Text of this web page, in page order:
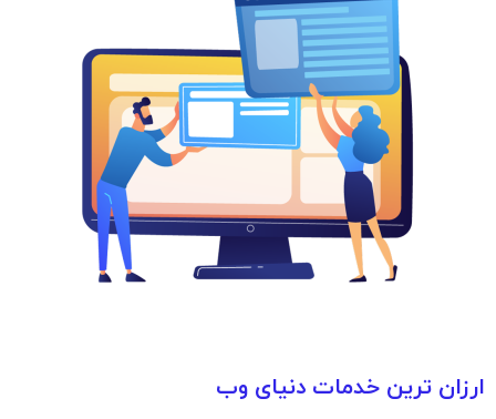
ارزان ترین خدمات دنیای وب